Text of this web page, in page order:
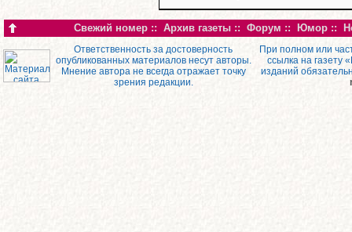
Свежий номер :: Архив газеты :: Форум :: Юмор ::
Ответственность за достоверность
опубликованных материалов несут авторы.
Мнение автора не всегда отражает точку
зрения редакции.
При полном или
ссылка на газету
изданий